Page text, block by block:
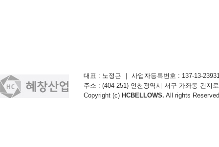
대표 : 노정근 ｜ 사업자등록번호 : 137-13-
주소 : (404-251) 인천광역시 서구 가좌동 건지
Copyright (c) HCBELLOWS. All rights